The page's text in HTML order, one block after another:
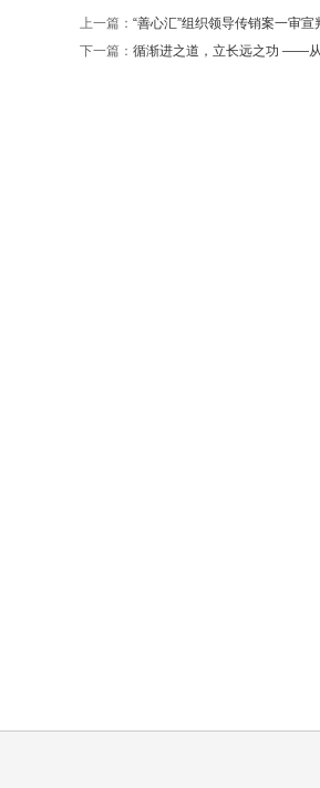
上一篇： “善心汇”组织领导传销案一审
下一篇： 循渐进之道，立长远之功 ——